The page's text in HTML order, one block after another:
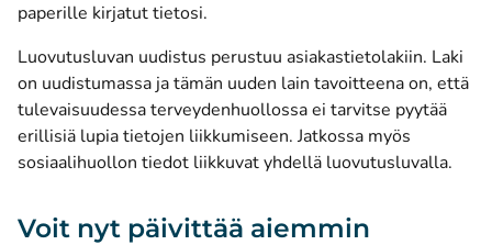
paperille kirjatut tietosi.
Luovutusluvan uudistus perustuu asiakastietolakiin. Laki
on uudistumassa ja tämän uuden lain tavoitteena on, että
tulevaisuudessa terveydenhuollossa ei tarvitse pyytää
erillisiä lupia tietojen liikkumiseen. Jatkossa myös
sosiaalihuollon tiedot liikkuvat yhdellä luovutusluvalla.
Voit nyt päivittää aiemmin